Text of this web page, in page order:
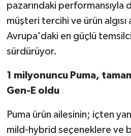
pazarındaki performansıyla
müşteri tercihi ve ürün algısı
Avrupa'daki en güçlü
sürdürüyor.
1 milyonuncu Puma,
Gen-E oldu
Puma ürün ailesinin; içten
mild-hybrid seçeneklere ve